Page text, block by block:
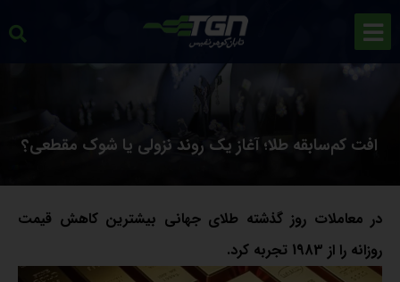
افت کم‌سابقه طلا؛ آغاز یک روند نزولی یا شوک مقطعی؟
در معاملات روز گذشته طلای جهانی بیشترین کاهش قیمت
روزانه را از 1983 تجربه کرد.